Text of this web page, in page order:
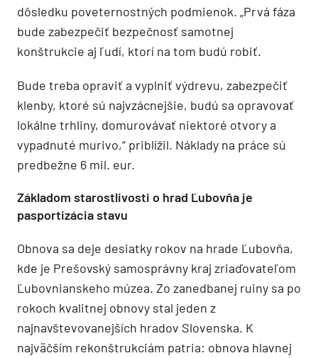
dôsledku poveternostných podmienok. „Prvá fáza
bude zabezpečiť bezpečnosť samotnej
konštrukcie aj ľudí, ktorí na tom budú robiť.
Bude treba opraviť a vyplniť výdrevu, zabezpečiť
klenby, ktoré sú najvzácnejšie, budú sa opravovať
lokálne trhliny, domurovávať niektoré otvory a
vypadnuté murivo,“ priblížil. Náklady na práce sú
predbežne 6 mil. eur.
Základom starostlivosti o hrad Ľubovňa je
pasportizácia stavu
Obnova sa deje desiatky rokov na hrade Ľubovňa,
kde je Prešovský samosprávny kraj zriaďovateľom
Ľubovnianskeho múzea. Zo zanedbanej ruiny sa po
rokoch kvalitnej obnovy stal jeden z
najnavštevovanejších hradov Slovenska. K
najväčším rekonštrukciám patria: obnova hlavnej